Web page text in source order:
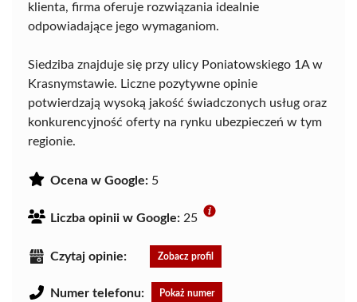
klienta, firma oferuje rozwiązania idealnie
odpowiadające jego wymaganiom.
Siedziba znajduje się przy ulicy Poniatowskiego 1A w
Krasnymstawie. Liczne pozytywne opinie
potwierdzają wysoką jakość świadczonych usług oraz
konkurencyjność oferty na rynku ubezpieczeń w tym
regionie.
Ocena w Google: 5
Liczba opinii w Google: 25
Czytaj opinie: Zobacz profil
Numer telefonu: Pokaż numer